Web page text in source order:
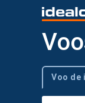
Tipo de
Voo de